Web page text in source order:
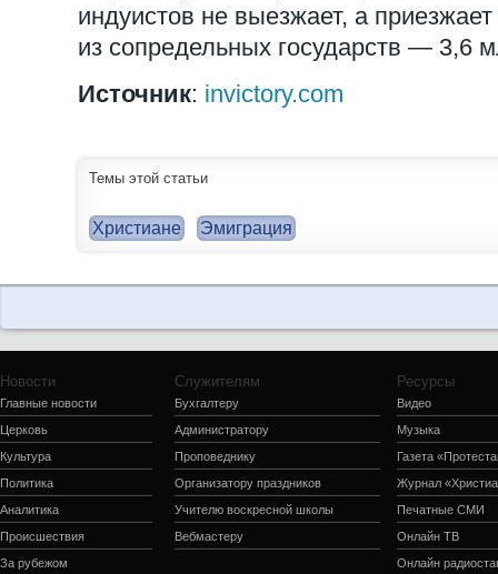
индуистов не выезжает, а
из сопредельных государств — 3,6
Источник: invictory.com
Темы этой статьи
Христиане Эмиграция
Новости
Главные новости
Церковь
Культура
Политика
Аналитика
Происшествия
За рубежом
Служителям
Бухгалтеру
Администратору
Проповеднику
Организатору праздников
Учителю воскресной школы
Вебмастеру
Ресурсы
Видео
Музыка
Газета
Журнал
Печатные СМИ
Онлайн ТВ
Онлайн